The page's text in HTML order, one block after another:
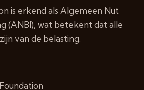
is erkend als Algemeen Nut
(ANBI), wat betekent dat alle
van de belasting.